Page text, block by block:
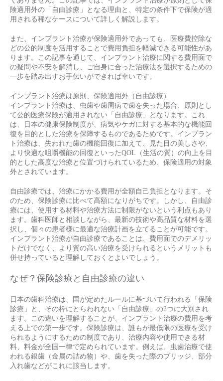
険適用外の「自由診療」となる理由と、特定の条件下で保険が適
用される稀なケースについて詳しく解説します。
また、インプラント治療が保険適用外であっても、医療費控除な
どの公的制度を活用することで費用負担を軽減できる可能性があ
ります。この記事を通じて、インプラント治療に関する費用面で
の疑問や不安を解消し、ご自身に合った治療法を選択するための
一歩を踏み出すお手伝いができれば幸いです。
インプラント治療は原則、保険適用外（自由診療）
インプラント治療は、虫歯や歯周病で歯を失った場合、原則とし
て公的医療保険が適用されない「自由診療」となります。これ
は、日本の健康保険制度が、病気やケガに対する基本的な機能回
復を目的とした治療を保障するものであるためです。インプラン
ト治療は、失われた歯の機能回復に加えて、見た目の美しさや、
より快適な咀嚼機能の回復といったQOL（生活の質）の向上を目
的とした高度な治療と位置づけられているため、保険適用の対象
外とされています。
自由診療では、治療にかかる費用が全額自己負担となります。そ
のため、保険診療に比べて高額になりがちです。しかし、自由診
療には、使用する材料や治療方法に制限がないという利点もあり
ます。歯科医師と相談しながら、最新の技術や高品質な材料を選
択し、個々の患者様に最適な治療計画を立てることが可能です。
インプラント治療が自由診療であることは、費用面でのデメリッ
トだけでなく、より質の高い治療を受けられるというメリットも
併せ持っていると理解しておくとよいでしょう。
なぜ？保険診療と自由診療の違い
日本の歯科治療は、国が定めたルールに基づいて行われる「保険
診療」と、その枠にとらわれない「自由診療」の2つに大別され
ます。この違いを理解することが、インプラント治療の費用を考
える上での第一歩です。保険診療は、誰もが最低限の医療を受け
られるようにするための制度であり、治療内容や使用できる材
料、料金が全国一律で定められています。例えば、虫歯治療で使
われる銀歯（金属の詰め物）や、歯を失った際のブリッジ、部分
入れ歯などがこれに該当します。